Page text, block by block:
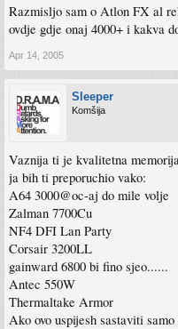
Razmisljo sam o Atlon FX al
ovdje gdje onaj 4000+ i kakva
Apr 14, 2005
Sleeper
Komšija
Vaznija ti je kvalitetna
ja bih ti preporuchio vako:
A64 3000@oc-aj do mile volje
Zalman 7700Cu
NF4 DFI Lan Party
Corsair 3200LL
gainward 6800 bi fino sjeo......
Antec 550W
Thermaltake Armor
Ako ovo uspijesh sastaviti